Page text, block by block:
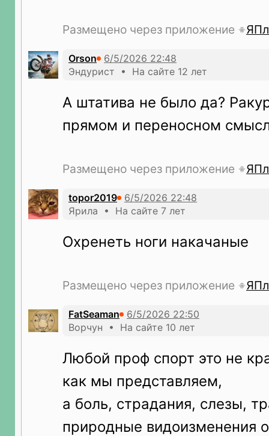
Размещено через приложение
Orson
Эндурист • На сайте 12 лет
А штатива не было да?
прямом и переносном
Размещено через приложение
topor2019
Ярила • На сайте 7 лет
Охренеть ноги накачаные
Размещено через приложение
FatSeaman
Ворчун • На сайте 10 лет
Любой проф спорт это не
как мы представляем,
а боль, страдания, слезы,
природные видоизменения